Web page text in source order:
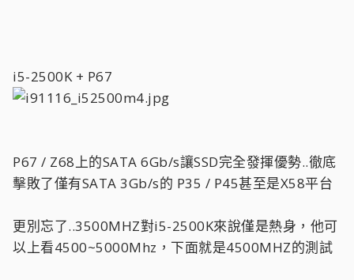
i5-2500K + P67
P67 / Z68上的SATA 6Gb/s讓SSD完全發揮優勢..徹底
擊敗了僅有SATA 3Gb/s的 P35 / P45甚至是X58平台
更別忘了..3500MHZ對i5-2500K來說僅是熱身，他可
以上看4500~5000Mhz，下面就是4500MHZ的測試